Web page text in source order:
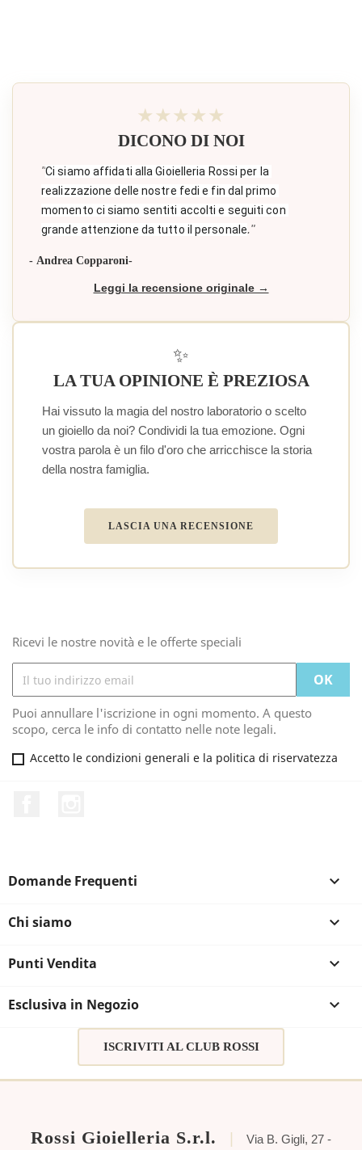
★★★★★
DICONO DI NOI
"Ci siamo affidati alla Gioielleria Rossi per la
realizzazione delle nostre fedi e fin dal primo
momento ci siamo sentiti accolti e seguiti con
grande attenzione da tutto il personale."
- Andrea Copparoni-
Leggi la recensione originale →
✨
LA TUA OPINIONE È PREZIOSA
Hai vissuto la magia del nostro laboratorio o scelto
un gioiello da noi? Condividi la tua emozione. Ogni
vostra parola è un filo d'oro che arricchisce la storia
della nostra famiglia.
LASCIA UNA RECENSIONE
Ricevi le nostre novità e le offerte speciali
Puoi annullare l'iscrizione in ogni momento. A questo
scopo, cerca le info di contatto nelle note legali.
Accetto le condizioni generali e la politica di riservatezza
Domande Frequenti 
Chi siamo 
Punti Vendita 
Esclusiva in Negozio 
ISCRIVITI AL CLUB ROSSI
Rossi Gioielleria S.r.l. |
Via B. Gigli, 27 -